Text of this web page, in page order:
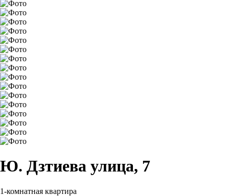
Ю. Дзтиева улица, 7
1-комнатная квартира